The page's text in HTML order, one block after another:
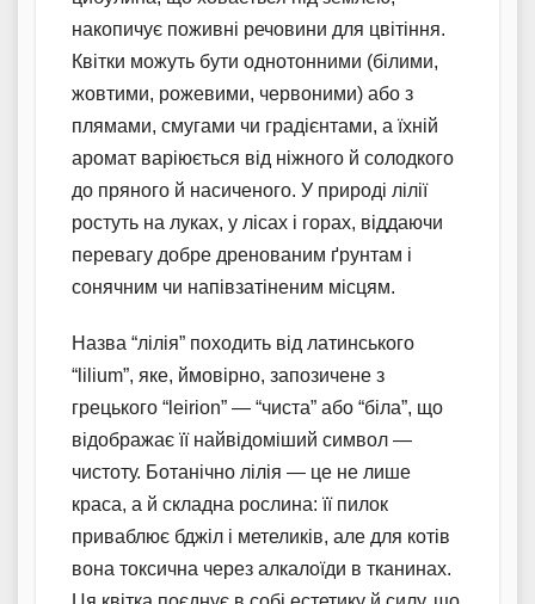
накопичує поживні речовини для цвітіння.
Квітки можуть бути однотонними (білими,
жовтими, рожевими, червоними) або з
плямами, смугами чи градієнтами, а їхній
аромат варіюється від ніжного й солодкого
до пряного й насиченого. У природі лілії
ростуть на луках, у лісах і горах, віддаючи
перевагу добре дренованим ґрунтам і
сонячним чи напівзатіненим місцям.
Назва “лілія” походить від латинського
“lilium”, яке, ймовірно, запозичене з
грецького “leirion” — “чиста” або “біла”, що
відображає її найвідоміший символ —
чистоту. Ботанічно лілія — це не лише
краса, а й складна рослина: її пилок
приваблює бджіл і метеликів, але для котів
вона токсична через алкалоїди в тканинах.